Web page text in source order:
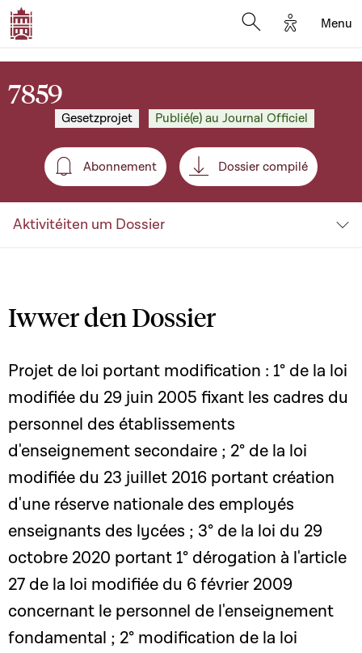
Options
Menu
7859
Gesetzprojet Publié(e) au Journal Officiel
Abonnement
Abonnement Dossier compilé
Aktivitéiten um Dossier
Iwwer den Dossier
Projet de loi portant modification : 1° de la loi
modifiée du 29 juin 2005 fixant les cadres du
personnel des établissements
d'enseignement secondaire ; 2° de la loi
modifiée du 23 juillet 2016 portant création
d'une réserve nationale des employés
enseignants des lycées ; 3° de la loi du 29
octobre 2020 portant 1° dérogation à l'article
27 de la loi modifiée du 6 février 2009
concernant le personnel de l'enseignement
fondamental ; 2° modification de la loi